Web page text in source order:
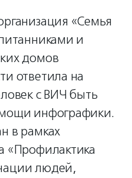
«Семья
и
домов
ответила на
с ВИЧ быть
инфографики.
в рамках
«Профилактика
людей,